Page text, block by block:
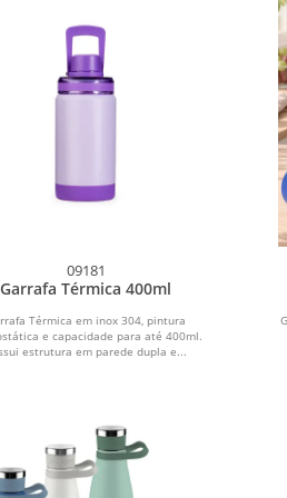
09181
Garrafa Térmica 400ml
Térmica em inox 304, pintura
e capacidade para até 400ml.
estrutura em parede dupla e...